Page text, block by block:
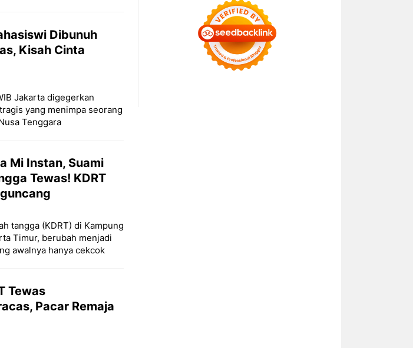
Dibunuh
Kisah Cinta
Jakarta digegerkan
yang menimpa seorang
Tenggara
Mi Instan, Suami
Tewas! KDRT
tangga (KDRT) di Kampung
Timur, berubah menjadi
awalnya hanya cekcok
Tewas
Pacar Remaja